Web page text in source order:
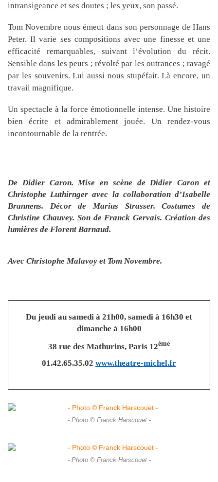
intransigeance et ses doutes ; les yeux, son passé.
Tom Novembre nous émeut dans son personnage de Hans
Peter. Il varie ses compositions avec une finesse et une
efficacité remarquables, suivant l’évolution du récit.
Sensible dans les peurs ; révolté par les outrances ; ravagé
par les souvenirs. Lui aussi nous stupéfait. Là encore, un
travail magnifique.
Un spectacle à la force émotionnelle intense. Une histoire
bien écrite et admirablement jouée. Un rendez-vous
incontournable de la rentrée.
De Didier Caron. Mise en scène de Didier Caron et
Christophe Luthirnger avec la collaboration d’Isabelle
Brannens. Décor de Marius Strasser. Costumes de
Christine Chauvey. Son de Franck Gervais. Création des
lumières de Florent Barnaud.
Avec Christophe Malavoy et Tom Novembre.
Du jeudi au samedi à 21h00, samedi à 16h30 et
dimanche à 16h00
38 rue des Mathurins, Paris 12ème
01.42.65.35.02 www.theatre-michel.fr
- Photo © Franck Harscouet -
- Photo © Franck Harscouet -